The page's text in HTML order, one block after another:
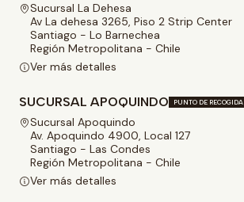
Sucursal La Dehesa
Av La dehesa 3265, Piso 2 Strip Center
Santiago - Lo Barnechea
Región Metropolitana - Chile
Ver más detalles
SUCURSAL APOQUINDO PUNTO DE RECOGIDA
Sucursal Apoquindo
Av. Apoquindo 4900, Local 127
Santiago - Las Condes
Región Metropolitana - Chile
Ver más detalles